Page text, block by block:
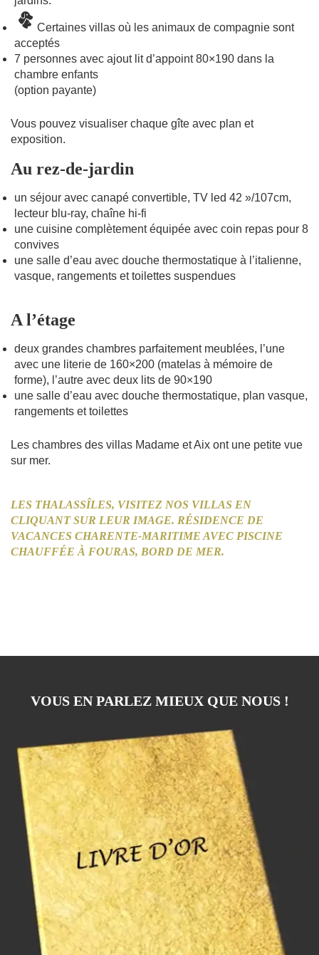
Certaines villas où les animaux de compagnie sont
acceptés
7 personnes avec ajout lit d’appoint 80×190 dans la
chambre enfants
(option payante)
Vous pouvez visualiser chaque gîte avec plan et
exposition.
Au rez-de-jardin
un séjour avec canapé convertible, TV led 42 »/107cm,
lecteur blu-ray, chaîne hi-fi
une cuisine complètement équipée avec coin repas pour 8
convives
une salle d’eau avec douche thermostatique à l’italienne,
vasque, rangements et toilettes suspendues
A l’étage
deux grandes chambres parfaitement meublées, l’une
avec une literie de 160×200 (matelas à mémoire de
forme), l’autre avec deux lits de 90×190
une salle d’eau avec douche thermostatique, plan vasque,
rangements et toilettes
Les chambres des villas Madame et Aix ont une petite vue
sur mer.
LES THALASSÎLES, VISITEZ NOS VILLAS EN
CLIQUANT SUR LEUR IMAGE. RÉSIDENCE DE
VACANCES CHARENTE-MARITIME AVEC PISCINE
CHAUFFÉE À FOURAS, BORD DE MER.
VOUS EN PARLEZ MIEUX QUE NOUS !